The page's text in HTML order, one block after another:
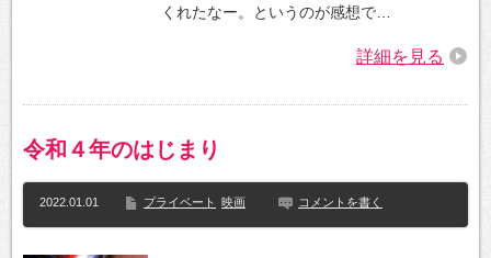
くれたなー。というのが感想で…
詳細を見る
令和４年のはじまり
2022.01.01 プライベート 映画 コメントを書く